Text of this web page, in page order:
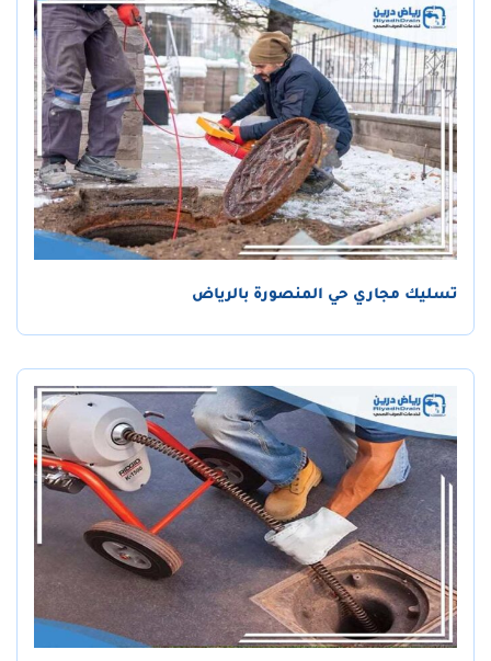
تسليك مجاري حي المنصورة بالرياض